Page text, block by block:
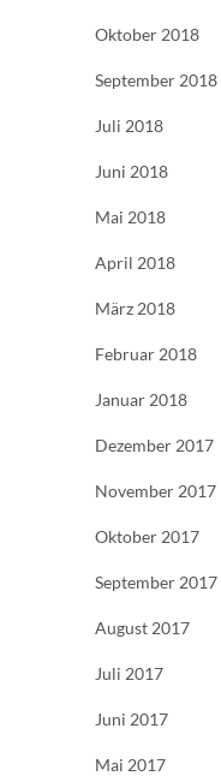
Oktober 2018
September 2018
Juli 2018
Juni 2018
Mai 2018
April 2018
März 2018
Februar 2018
Januar 2018
Dezember 2017
November 2017
Oktober 2017
September 2017
August 2017
Juli 2017
Juni 2017
Mai 2017